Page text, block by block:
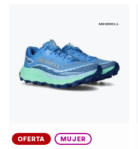
OFERTA MUJER